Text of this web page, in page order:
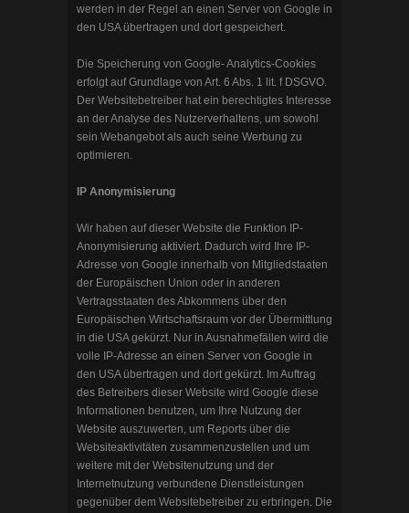
werden in der Regel an einen Server von Google in
den USA übertragen und dort gespeichert.
Die Speicherung von Google- Analytics-Cookies
erfolgt auf Grundlage von Art. 6 Abs. 1 lit. f DSGVO.
Der Websitebetreiber hat ein berechtigtes Interesse
an der Analyse des Nutzerverhaltens, um sowohl
sein Webangebot als auch seine Werbung zu
optimieren.
IP Anonymisierung
Wir haben auf dieser Website die Funktion IP-
Anonymisierung aktiviert. Dadurch wird Ihre IP-
Adresse von Google innerhalb von Mitgliedstaaten
der Europäischen Union oder in anderen
Vertragsstaaten des Abkommens über den
Europäischen Wirtschaftsraum vor der Übermittlung
in die USA gekürzt. Nur in Ausnahmefällen wird die
volle IP-Adresse an einen Server von Google in
den USA übertragen und dort gekürzt. Im Auftrag
des Betreibers dieser Website wird Google diese
Informationen benutzen, um Ihre Nutzung der
Website auszuwerten, um Reports über die
Websiteaktivitäten zusammenzustellen und um
weitere mit der Websitenutzung und der
Internetnutzung verbundene Dienstleistungen
gegenüber dem Websitebetreiber zu erbringen. Die